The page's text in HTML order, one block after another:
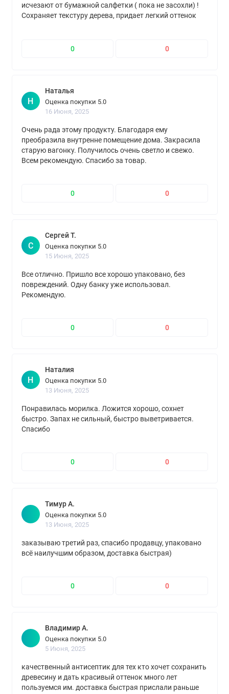
исчезают от бумажной салфетки ( пока не засохли) !
Сохраняет текстуру дерева, придает легкий оттенок
самостоятельно - то это для вас!
0 0
Н
Наталья
Оценка покупки 5.0
16 Июня, 2025
Очень рада этому продукту. Благодаря ему
преобразила внутренне помещение дома. Закрасила
старую вагонку. Получилось очень светло и свежо.
Всем рекомендую. Спасибо за товар.
0 0
С
Сергей Т.
Оценка покупки 5.0
15 Июня, 2025
Все отлично. Пришло все хорошо упаковано, без
повреждений. Одну банку уже использовал.
Рекомендую.
0 0
Н
Наталия
Оценка покупки 5.0
13 Июня, 2025
Понравилась морилка. Ложится хорошо, сохнет
быстро. Запах не сильный, быстро выветривается.
Спасибо
0 0
Тимур А.
Оценка покупки 5.0
13 Июня, 2025
заказываю третий раз, спасибо продавцу, упаковано
всё наилучшим образом, доставка быстрая)
0 0
Владимир А.
Оценка покупки 5.0
5 Июня, 2025
качественный антисептик для тех кто хочет сохранить
древесину и дать красивый оттенок много лет
пользуемся им. доставка быстрая прислали раньше